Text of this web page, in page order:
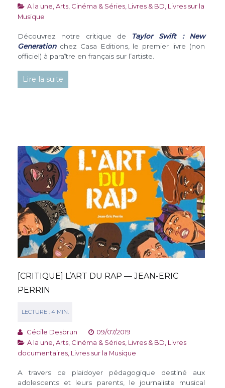
A la une Arts, Cinéma & Séries Livres & BD Livres sur la
Musique
Découvrez notre critique de
Taylor Swift : New
Generationchez Casa Editions, le premier livre (non
officiel) à paraître en français sur l’artiste.
Lire la suite
[CRITIQUE] L’ART DU RAP — JEAN-ERIC
PERRIN
Cécile Desbrun
09/07/2019
A la une Arts, Cinéma & Séries Livres & BD Livres
documentaires Livres sur la Musique
A travers ce plaidoyer pédagogique destiné aux
adolescents et leurs parents, le journaliste musical